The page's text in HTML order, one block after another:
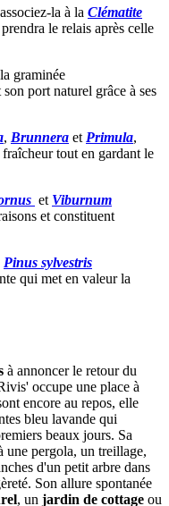
la à la Clématite
le relais après celle
graminée
port naturel grâce à ses
, Brunnera et Primula,
tout en gardant le
et Viburnum
et constituent
Pinus sylvestris
qui met en valeur la
à annoncer le retour du
occupe une place à
encore au repos, elle
bleu lavande qui
beaux jours. Sa
une pergola, un treillage,
d'un petit arbre dans
Son allure spontanée
, un jardin de cottage ou